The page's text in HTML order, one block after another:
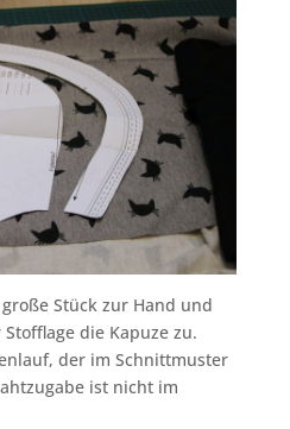
Stück zur Hand und
die Kapuze zu.
der im Schnittmuster
ist nicht im